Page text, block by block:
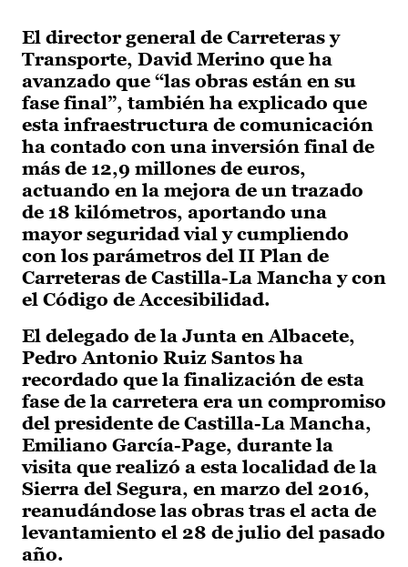
El director general de Carreteras y
Transporte, David Merino que ha
avanzado que “las obras están en su
fase final”, también ha explicado que
esta infraestructura de comunicación
ha contado con una inversión final de
más de 12,9 millones de euros,
actuando en la mejora de un trazado
de 18 kilómetros, aportando una
mayor seguridad vial y cumpliendo
con los parámetros del II Plan de
Carreteras de Castilla-La Mancha y con
el Código de Accesibilidad.
El delegado de la Junta en Albacete,
Pedro Antonio Ruiz Santos ha
recordado que la finalización de esta
fase de la carretera era un compromiso
del presidente de Castilla-La Mancha,
Emiliano García-Page, durante la
visita que realizó a esta localidad de la
Sierra del Segura, en marzo del 2016,
reanudándose las obras tras el acta de
levantamiento el 28 de julio del pasado
año.